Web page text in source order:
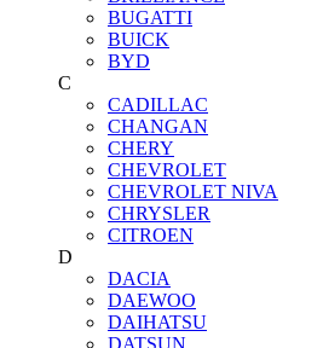
BUGATTI
BUICK
BYD
C
CADILLAC
CHANGAN
CHERY
CHEVROLET
CHEVROLET NIVA
CHRYSLER
CITROEN
D
DACIA
DAEWOO
DAIHATSU
DATSUN